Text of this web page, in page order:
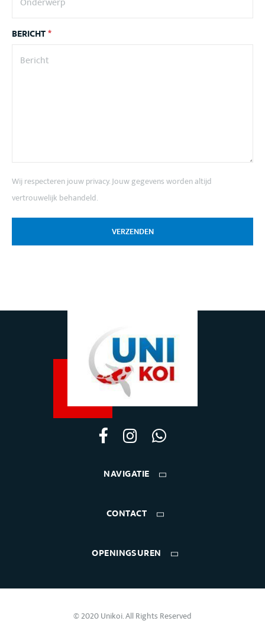
BERICHT*
Wij respecteren jouw privacy. Jouw gegevens worden altijd
vertrouwelijk behandeld.
VERZENDEN
NAVIGATIE
CONTACT
OPENINGSUREN
© 2020 Unikoi. All Rights Reserved